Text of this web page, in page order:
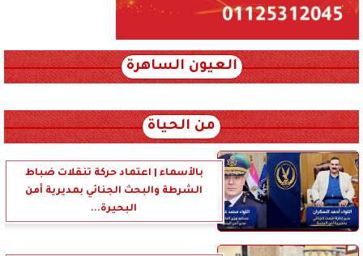
العيون الساهرة
من الحياة
بالأسماء | اعتماد حركة تنقلات ضباط
الشرطة والبحث الجنائي بمديرية أمن
البحيرة...